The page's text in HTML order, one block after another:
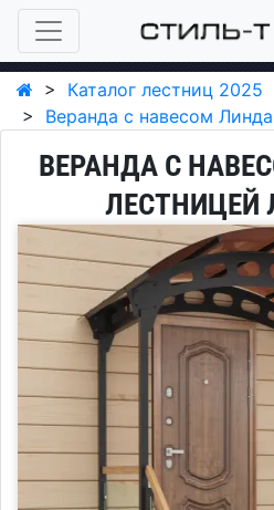
> Каталог лестниц 2025
>
Веранда с навесом
ВЕРАНДА С
ЛЕСТНИЦЕЙ